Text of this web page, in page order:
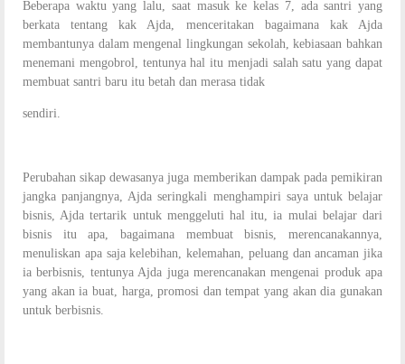
Beberapa waktu yang lalu, saat masuk ke kelas 7, ada santri yang
berkata tentang kak Ajda, menceritakan bagaimana kak Ajda
membantunya dalam mengenal lingkungan sekolah, kebiasaan bahkan
menemani mengobrol, tentunya hal itu menjadi salah satu yang dapat
membuat santri baru itu betah dan merasa tidak
sendiri.
Perubahan sikap dewasanya juga memberikan dampak pada pemikiran
jangka panjangnya, Ajda seringkali menghampiri saya untuk belajar
bisnis, Ajda tertarik untuk menggeluti hal itu, ia mulai belajar dari
bisnis itu apa, bagaimana membuat bisnis, merencanakannya,
menuliskan apa saja kelebihan, kelemahan, peluang dan ancaman jika
ia berbisnis, tentunya Ajda juga merencanakan mengenai produk apa
yang akan ia buat, harga, promosi dan tempat yang akan dia gunakan
untuk berbisnis.